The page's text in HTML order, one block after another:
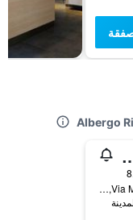
- لبالغين فقط
Via Montecchio Nord 21/A, كولوكيو, مقاطعة ليكو, إيطاليا